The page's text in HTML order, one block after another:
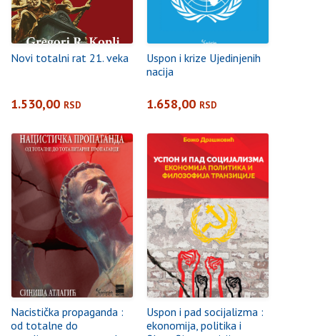
Novi totalni rat 21. veka
1.530,00 RSD
Uspon i krize Ujedinjenih
nacija
1.658,00 RSD
Nacistička propaganda :
od totalne do
Uspon i pad socijalizma :
ekonomija, politika i